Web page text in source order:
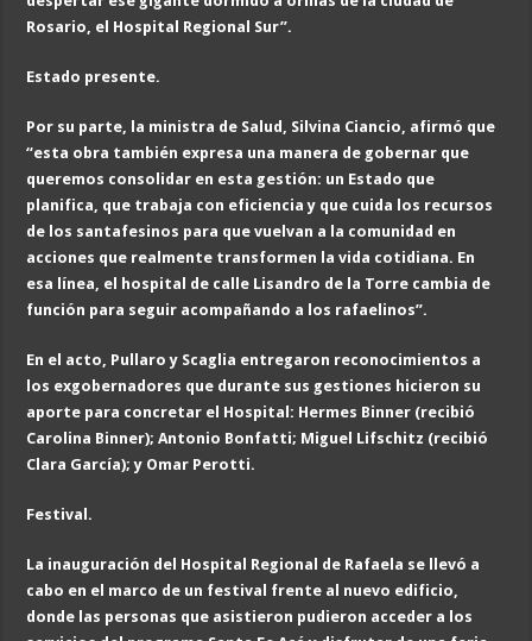
Rosario, el Hospital Regional Sur”.
Estado presente.
Por su parte, la ministra de Salud, Silvina Ciancio, afirmó que
“esta obra también expresa una manera de gobernar que
queremos consolidar en esta gestión: un Estado que
planifica, que trabaja con eficiencia y que cuida los recursos
de los santafesinos para que vuelvan a la comunidad en
acciones que realmente transformen la vida cotidiana. En
esa línea, el hospital de calle Lisandro de la Torre cambia de
función para seguir acompañando a los rafaelinos”.
En el acto, Pullaro y Scaglia entregaron reconocimientos a
los exgobernadores que durante sus gestiones hicieron su
aporte para concretar el Hospital: Hermes Binner (recibió
Carolina Binner); Antonio Bonfatti; Miguel Lifschitz (recibió
Clara García); y Omar Perotti.
Festival.
La inauguración del Hospital Regional de Rafaela se llevó a
cabo en el marco de un festival frente al nuevo edificio,
donde las personas que asistieron pudieron acceder a los